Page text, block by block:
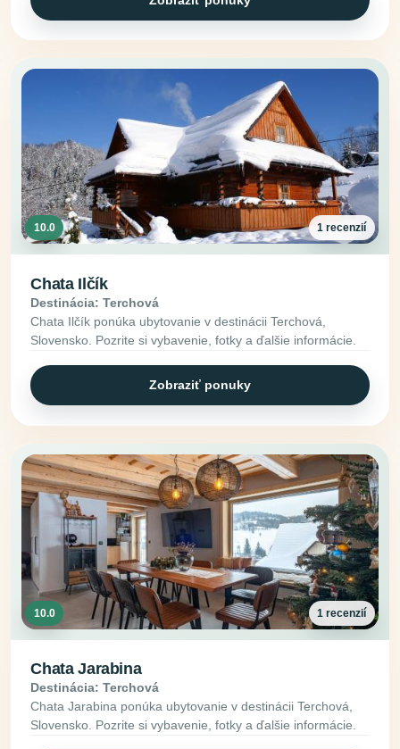
10.0 1 recenzií
Chata Ilčík
Destinácia: Terchová
Chata Ilčík ponúka ubytovanie v destinácii Terchová,
Slovensko. Pozrite si vybavenie, fotky a ďalšie informácie.
Zobraziť ponuky
10.0 1 recenzií
Chata Jarabina
Destinácia: Terchová
Chata Jarabina ponúka ubytovanie v destinácii Terchová,
Slovensko. Pozrite si vybavenie, fotky a ďalšie informácie.